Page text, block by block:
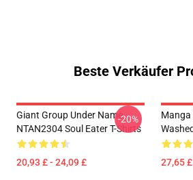
Beste Verkäufer
Giant Group Under Name
NTAN2304 Soul Eater T-Shirts
20,93 £ - 24,09 £
-20%
Manga
27,65 £